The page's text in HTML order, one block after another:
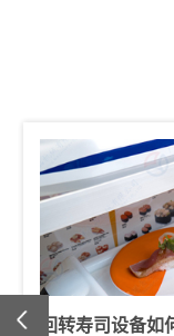
Previous
回转寿司设备如